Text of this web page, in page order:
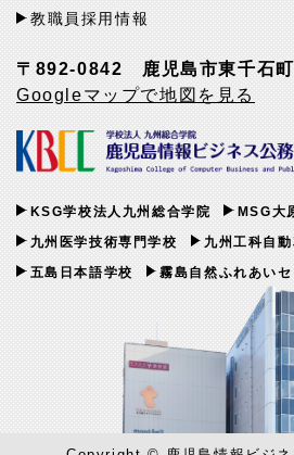
〒892-0842 鹿児島市東千石
Googleマップで地図を見る
KSG学校法人九州総合学院
MSG大
九州医学技術専門学校
九州工科自
五島日本語学校
霧島自然ふれあい
教職員採用情報